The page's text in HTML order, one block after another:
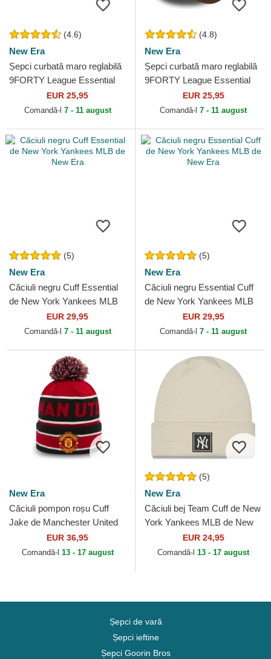
(4.6)
New Era
Șepci curbată maro reglabilă
9FORTY League Essential
de New York Yankees MLB
de New Era
EUR 25,95
Comandă-l 7 - 11 august
(4.8)
New Era
Șepci curbată maro reglabilă
9FORTY League Essential
de New York Yankees MLB
de New Era
EUR 25,95
Comandă-l 7 - 11 august
(5)
New Era
Căciuli negru Cuff Essential
de New York Yankees MLB
de New EraEUR 29,95
Comandă-l 7 - 11 august
(5)
New Era
Căciuli negru Essential Cuff
de New York Yankees MLB
de New EraEUR 29,95
Comandă-l 7 - 11 august
New Era
Căciuli pompon roșu Cuff
Jake de Manchester United
Football Club Premier League
de New Era
EUR 36,95
Comandă-l 13 - 17 august
(5)
New Era
Căciuli bej Team Cuff de New
York Yankees MLB de New
EUR 24,95
Comandă-l 13 - 17 august
Șepci de vară
Șepci ieftine
Șepci Goorin Bros